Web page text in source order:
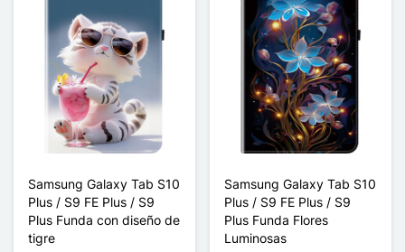
Samsung Galaxy Tab S10
Plus / S9 FE Plus / S9
Plus Funda con diseño de
tigre
Samsung Galaxy Tab S10
Plus / S9 FE Plus / S9
Plus Funda Flores
Luminosas